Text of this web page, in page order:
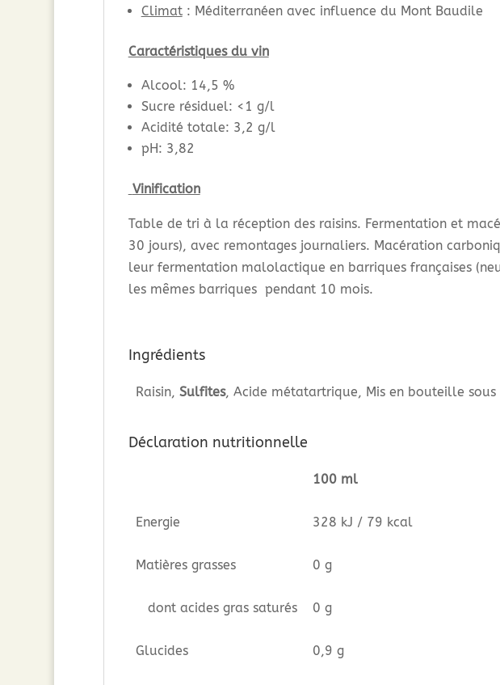
Climat: Méditerranéen avec influence du Mont Baudile
Caractéristiques du vin
Alcool: 14,5 %
Sucre résiduel: <1 g/l
Acidité totale: 3,2 g/l
pH: 3,82
Vinification
Table de tri à la réception des raisins. Fermentation et
30 jours), avec remontages journaliers. Macération
leur fermentation malolactique en barriques françaises
les mêmes barriques pendant 10 mois.
Ingrédients
Raisin,Sulfites, Acide métatartrique, Mis en bouteille
Déclaration nutritionnelle
100 ml
Energie 328 kJ / 79 kcal
Matières grasses 0 g
dont acides gras saturés 0 g
Glucides 0,9 g